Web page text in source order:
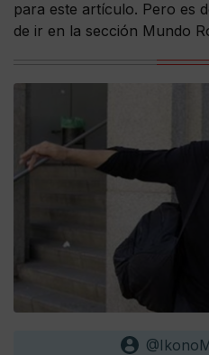
para este artículo. Pero es
de ir en la sección Mundo